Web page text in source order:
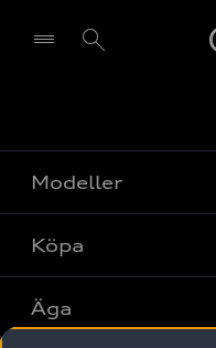
Modeller
Alla modeller
Elbilar
Köpa
Privaterbjudanden
Äga